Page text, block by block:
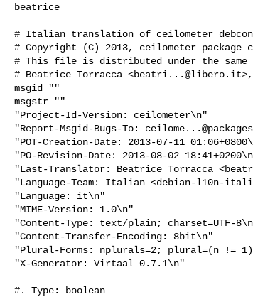
beatrice
# Italian translation of ceilometer debconf
# Copyright (C) 2013, ceilometer package
# This file is distributed under the same
# Beatrice Torracca <beatri...@libero.it
msgid ""
msgstr ""
"Project-Id-Version: ceilometer\n"
"Report-Msgid-Bugs-To:
"POT-Creation-Date: 2013-07-11
"PO-Revision-Date: 2013-08-02
"Last-Translator: Beatrice Torracca <
"Language-Team: Italian <debian-l10n-
"Language: it\n"
"MIME-Version: 1.0\n"
"Content-Type: text/plain; charset=UTF-
"Content-Transfer-Encoding: 8bit\n"
"Plural-Forms: nplurals=2; plural=(n !=
"X-Generator: Virtaal 0.7.1\n"
#. Type: boolean